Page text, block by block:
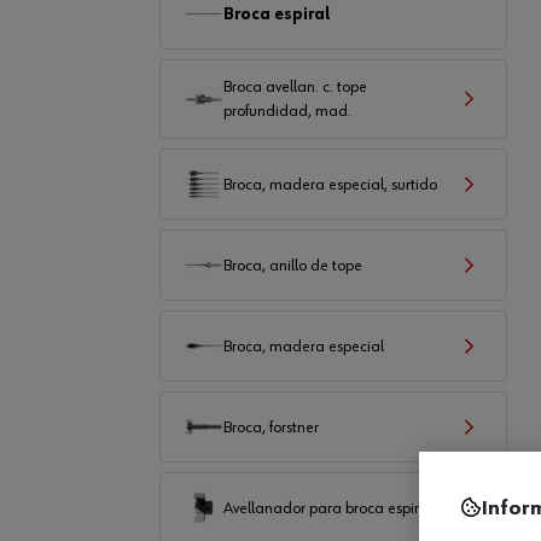
Broca espiral
Broca avellan. c. tope
profundidad, mad.
Broca, madera especial, surtido
Broca, anillo de tope
Broca, madera especial
Broca, forstner
Avellanador para broca espiral